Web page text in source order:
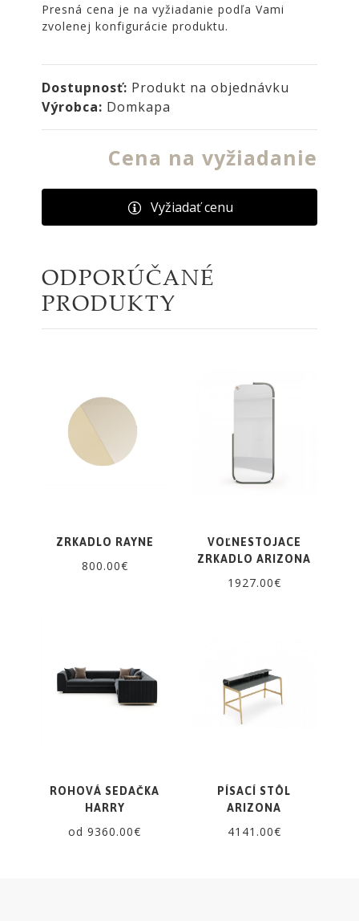
Presná cena je na vyžiadanie podľa Vami
zvolenej konfigurácie produktu.
Dostupnosť: Produkt na objednávku
Výrobca: Domkapa
Cena na vyžiadanie
Vyžiadať cenu
ODPORÚČANÉ
PRODUKTY
ZRKADLO RAYNE
800.00€
VOĽNESTOJACE
ZRKADLO ARIZONA
1927.00€
ROHOVÁ SEDAČKA
HARRY
od 9360.00€
PÍSACÍ STÔL
ARIZONA
4141.00€